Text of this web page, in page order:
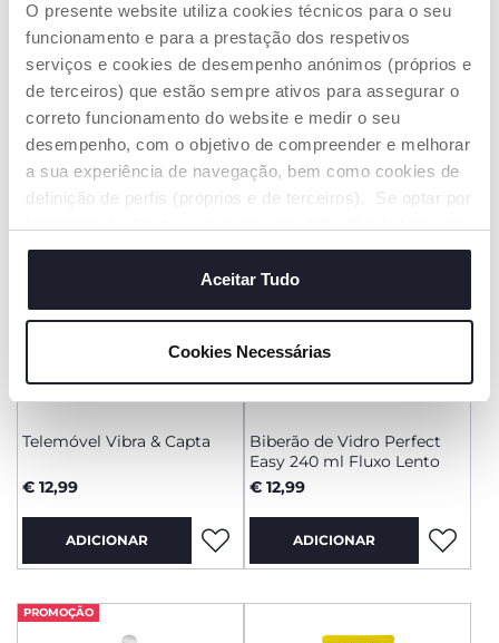
O presente website utiliza cookies técnicos para o seu
funcionamento e para a prestação dos respetivos
serviços e cookies de desempenho anónimos (próprios e
de terceiros) que estão sempre ativos para assegurar o
correto funcionamento do website e medir o seu
desempenho, com o objetivo de compreender e melhorar
a sua experiência de navegação, bem como cookies de
definição de perfis (próprios e de terceiros). Se optar por
cookies. Se quiser saber mais, alterar ou revogar o
consentimento de todos ou de alguns cookies, clique em
"mostrar detalhes". Ao fechar este aviso, está a
são necessários e essenciais para garantir o
funcionamento desta página.
Aceitar Tudo
Cookies Necessárias
Spray Solar SPF50+ 150ml
€ 16,65
ADICIONAR
Creme solar mineral
SPF50+ 75ml
€ 14,15
ADICIONAR
Telemóvel Vibra & Capta
€ 12,99
ADICIONAR
PROMOÇÃO
Biberão de Vidro Perfect
Easy 240 ml Fluxo Lento
€ 12,99
ADICIONAR
PROMOÇÃO